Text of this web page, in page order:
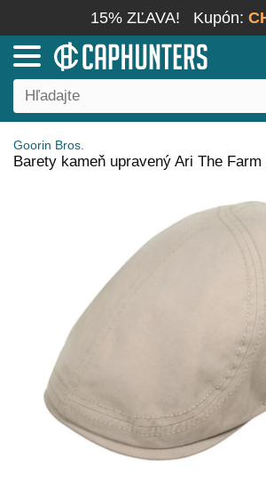
15% ZĽAVA! Kupón:
Goorin Bros.
Barety kameň upravený Ari The